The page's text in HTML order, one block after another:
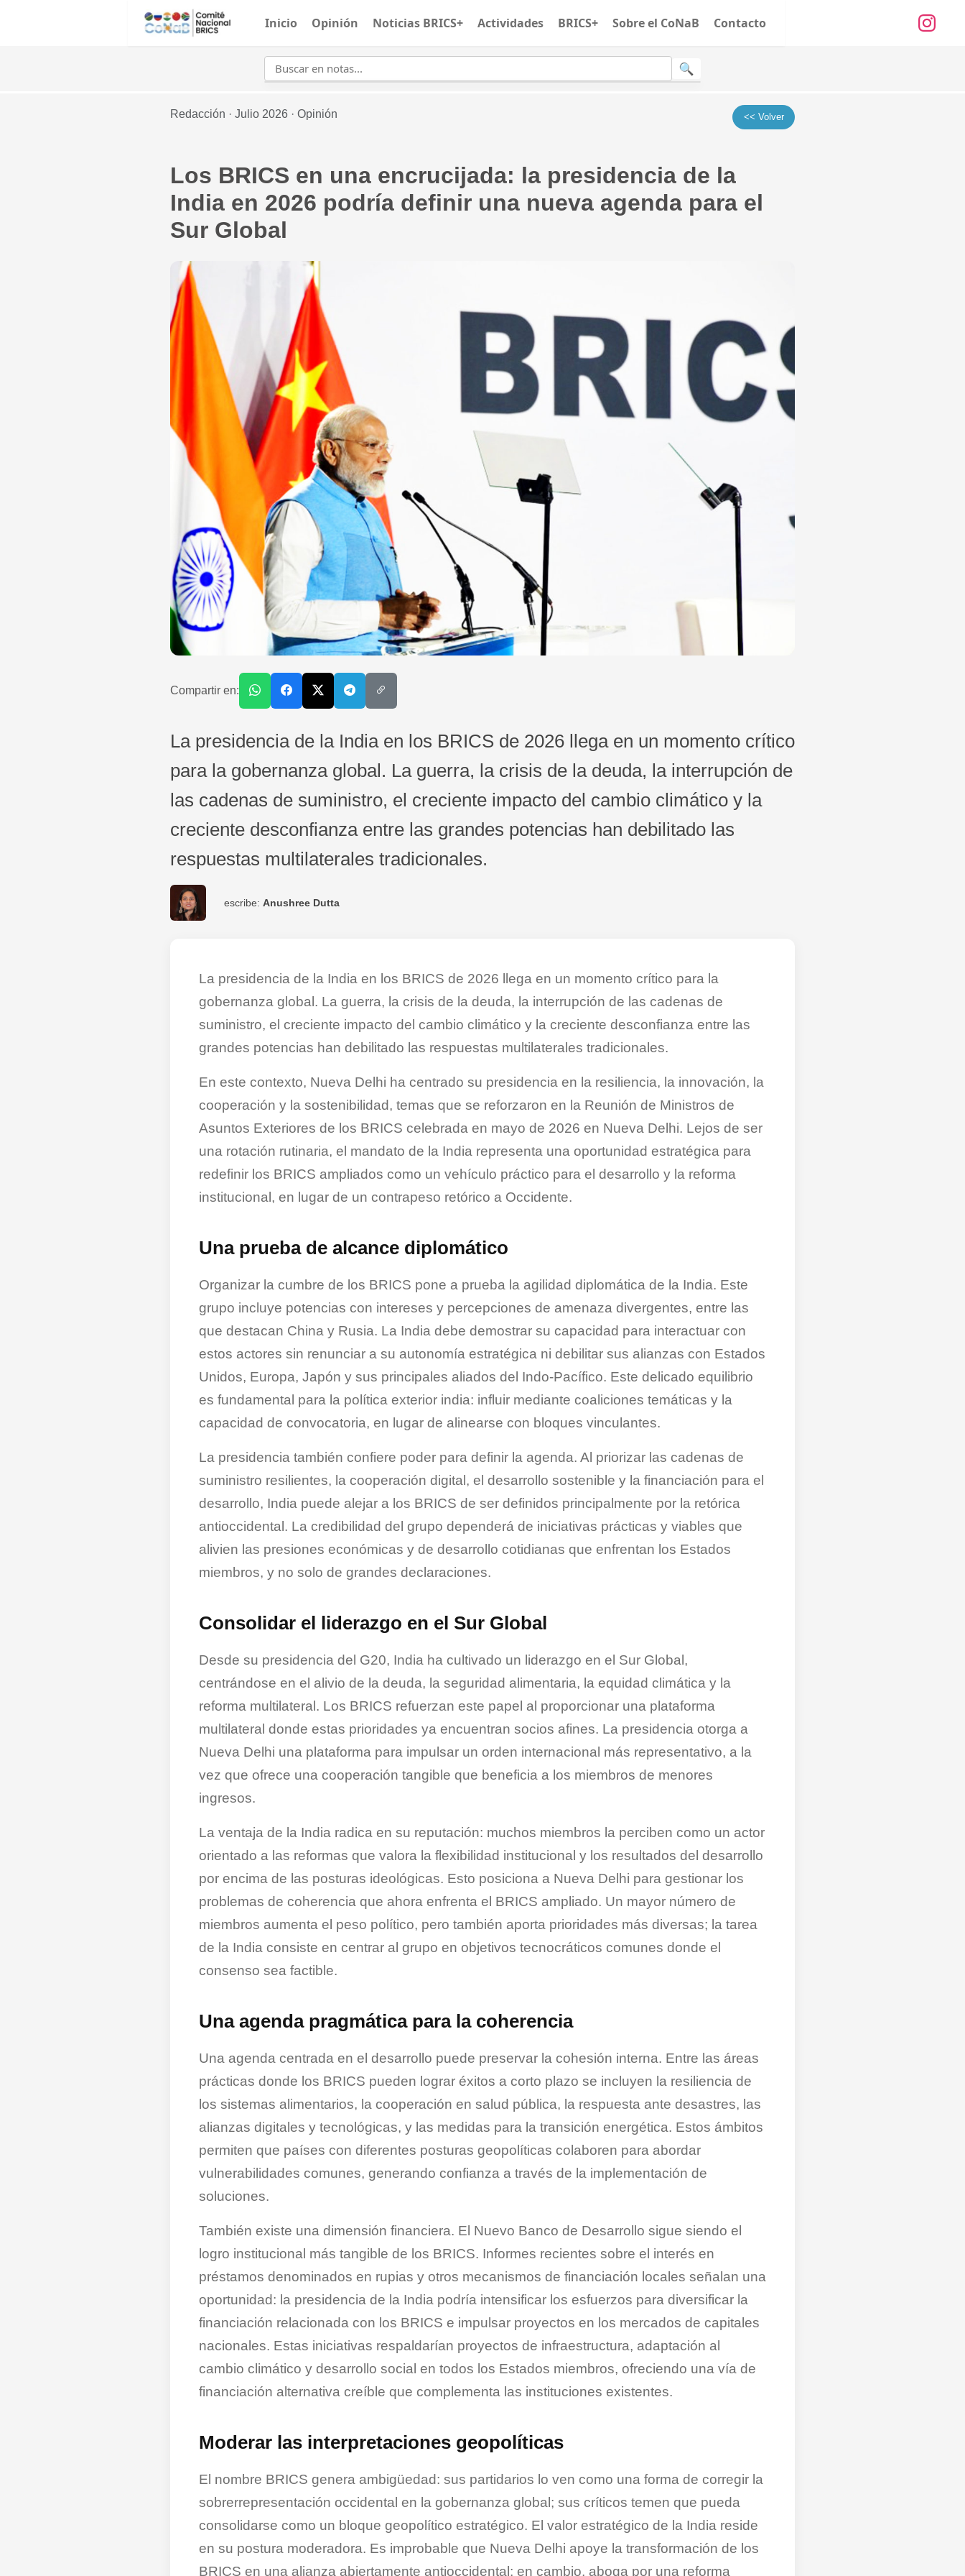
Inicio Opinión Noticias BRICS+ Actividades BRICS+ Sobre el CoNaB Contacto
Redacción · Julio 2026 · Opinión << Volver
Los BRICS en una encrucijada: la presidencia de la
India en 2026 podría definir una nueva agenda para el
Sur Global
Compartir en:
La presidencia de la India en los BRICS de 2026 llega en un momento crítico
para la gobernanza global. La guerra, la crisis de la deuda, la interrupción de
las cadenas de suministro, el creciente impacto del cambio climático y la
creciente desconfianza entre las grandes potencias han debilitado las
respuestas multilaterales tradicionales.
escribe: Anushree Dutta
La presidencia de la India en los BRICS de 2026 llega en un momento crítico para la
gobernanza global. La guerra, la crisis de la deuda, la interrupción de las cadenas de
suministro, el creciente impacto del cambio climático y la creciente desconfianza entre las
grandes potencias han debilitado las respuestas multilaterales tradicionales.
En este contexto, Nueva Delhi ha centrado su presidencia en la resiliencia, la innovación, la
cooperación y la sostenibilidad, temas que se reforzaron en la Reunión de Ministros de
Asuntos Exteriores de los BRICS celebrada en mayo de 2026 en Nueva Delhi. Lejos de ser
una rotación rutinaria, el mandato de la India representa una oportunidad estratégica para
redefinir los BRICS ampliados como un vehículo práctico para el desarrollo y la reforma
institucional, en lugar de un contrapeso retórico a Occidente.
Una prueba de alcance diplomático
Organizar la cumbre de los BRICS pone a prueba la agilidad diplomática de la India. Este
grupo incluye potencias con intereses y percepciones de amenaza divergentes, entre las
que destacan China y Rusia. La India debe demostrar su capacidad para interactuar con
estos actores sin renunciar a su autonomía estratégica ni debilitar sus alianzas con Estados
Unidos, Europa, Japón y sus principales aliados del Indo-Pacífico. Este delicado equilibrio
es fundamental para la política exterior india: influir mediante coaliciones temáticas y la
capacidad de convocatoria, en lugar de alinearse con bloques vinculantes.
La presidencia también confiere poder para definir la agenda. Al priorizar las cadenas de
suministro resilientes, la cooperación digital, el desarrollo sostenible y la financiación para el
desarrollo, India puede alejar a los BRICS de ser definidos principalmente por la retórica
antioccidental. La credibilidad del grupo dependerá de iniciativas prácticas y viables que
alivien las presiones económicas y de desarrollo cotidianas que enfrentan los Estados
miembros, y no solo de grandes declaraciones.
Consolidar el liderazgo en el Sur Global
Desde su presidencia del G20, India ha cultivado un liderazgo en el Sur Global,
centrándose en el alivio de la deuda, la seguridad alimentaria, la equidad climática y la
reforma multilateral. Los BRICS refuerzan este papel al proporcionar una plataforma
multilateral donde estas prioridades ya encuentran socios afines. La presidencia otorga a
Nueva Delhi una plataforma para impulsar un orden internacional más representativo, a la
vez que ofrece una cooperación tangible que beneficia a los miembros de menores
ingresos.
La ventaja de la India radica en su reputación: muchos miembros la perciben como un actor
orientado a las reformas que valora la flexibilidad institucional y los resultados del desarrollo
por encima de las posturas ideológicas. Esto posiciona a Nueva Delhi para gestionar los
problemas de coherencia que ahora enfrenta el BRICS ampliado. Un mayor número de
miembros aumenta el peso político, pero también aporta prioridades más diversas; la tarea
de la India consiste en centrar al grupo en objetivos tecnocráticos comunes donde el
consenso sea factible.
Una agenda pragmática para la coherencia
Una agenda centrada en el desarrollo puede preservar la cohesión interna. Entre las áreas
prácticas donde los BRICS pueden lograr éxitos a corto plazo se incluyen la resiliencia de
los sistemas alimentarios, la cooperación en salud pública, la respuesta ante desastres, las
alianzas digitales y tecnológicas, y las medidas para la transición energética. Estos ámbitos
permiten que países con diferentes posturas geopolíticas colaboren para abordar
vulnerabilidades comunes, generando confianza a través de la implementación de
soluciones.
También existe una dimensión financiera. El Nuevo Banco de Desarrollo sigue siendo el
logro institucional más tangible de los BRICS. Informes recientes sobre el interés en
préstamos denominados en rupias y otros mecanismos de financiación locales señalan una
oportunidad: la presidencia de la India podría intensificar los esfuerzos para diversificar la
financiación relacionada con los BRICS e impulsar proyectos en los mercados de capitales
nacionales. Estas iniciativas respaldarían proyectos de infraestructura, adaptación al
cambio climático y desarrollo social en todos los Estados miembros, ofreciendo una vía de
financiación alternativa creíble que complementa las instituciones existentes.
Moderar las interpretaciones geopolíticas
El nombre BRICS genera ambigüedad: sus partidarios lo ven como una forma de corregir la
sobrerrepresentación occidental en la gobernanza global; sus críticos temen que pueda
consolidarse como un bloque geopolítico estratégico. El valor estratégico de la India reside
en su postura moderadora. Es improbable que Nueva Delhi apoye la transformación de los
BRICS en una alianza abiertamente antioccidental; en cambio, aboga por una reforma